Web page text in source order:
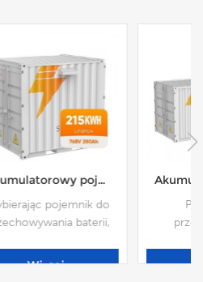
Akumulatorowy pojemnik do magazynowania energii SunArk 645KWH 768V
Pojemnik do
przechowywania
Więcej